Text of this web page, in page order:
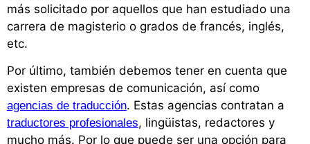
más solicitado por aquellos que han estudiado una
carrera de magisterio o grados de francés, inglés,
etc.
Por último, también debemos tener en cuenta que
existen empresas de comunicación, así como
agencias de traducción. Estas agencias contratan a
traductores profesionales, lingüistas, redactores y
mucho más. Por lo que puede ser una opción para